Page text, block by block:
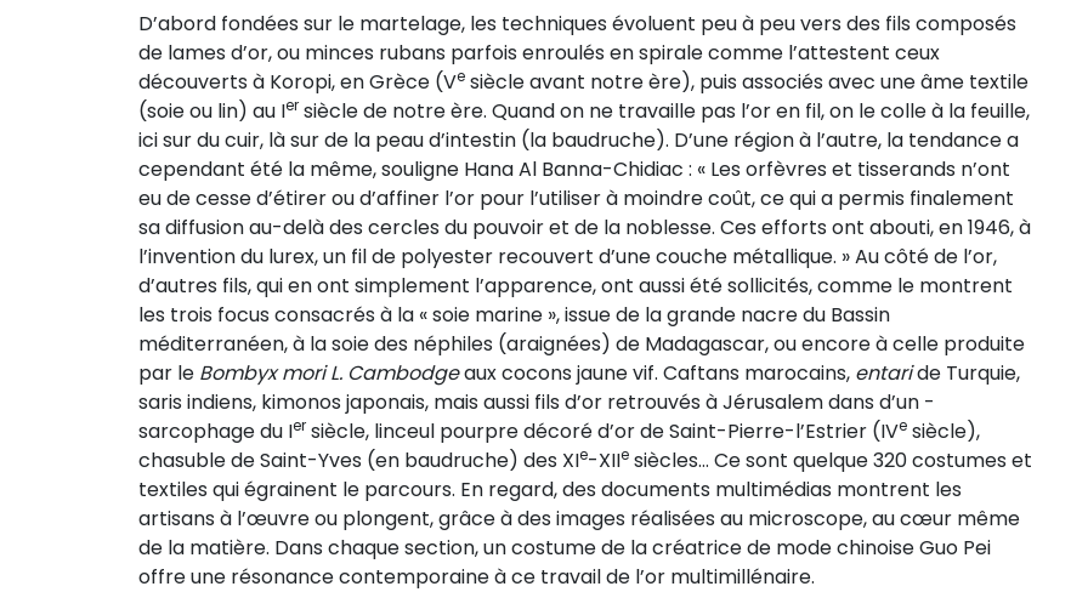
D’abord fondées sur le martelage, les techniques évoluent peu à peu vers des fils composés
de lames d’or, ou minces rubans parfois enroulés en spirale comme l’attestent ceux
découverts à Koropi, en Grèce (Ve siècle avant notre ère), puis associés avec une âme textile
(soie ou lin) au Ier siècle de notre ère. Quand on ne travaille pas l’or en fil, on le colle à la feuille,
ici sur du cuir, là sur de la peau d’intestin (la baudruche). D’une région à l’autre, la tendance a
cependant été la même, souligne Hana Al Banna-Chidiac : « Les orfèvres et tisserands n’ont
eu de cesse d’étirer ou d’affiner l’or pour l’utiliser à moindre coût, ce qui a permis finalement
sa diffusion au-delà des cercles du pouvoir et de la noblesse. Ces efforts ont abouti, en 1946, à
l’invention du lurex, un fil de polyester recouvert d’une couche métallique. » Au côté de l’or,
d’autres fils, qui en ont simplement l’apparence, ont aussi été sollicités, comme le montrent
les trois focus consacrés à la « soie marine », issue de la grande nacre du Bassin
méditerranéen, à la soie des néphiles (araignées) de Madagascar, ou encore à celle produite
par le Bombyx mori L. Cambodgeaux cocons jaune vif. Caftans marocains, entaride Turquie,
saris indiens, kimonos japonais, mais aussi fils d’or retrouvés à Jérusalem dans d’un ­
sarcophage du Ier siècle, linceul pourpre décoré d’or de Saint-Pierre-l’Estrier (IVe siècle),
chasuble de Saint-Yves (en baudruche) des XIe-XIIe siècles… Ce sont quelque 320 costumes et
textiles qui égrainent le parcours. En regard, des documents multimédias montrent les
artisans à l’œuvre ou plongent, grâce à des images réalisées au microscope, au cœur même
de la matière. Dans chaque section, un costume de la créatrice de mode chinoise Guo Pei
offre une résonance contemporaine à ce travail de l’or multimillénaire.